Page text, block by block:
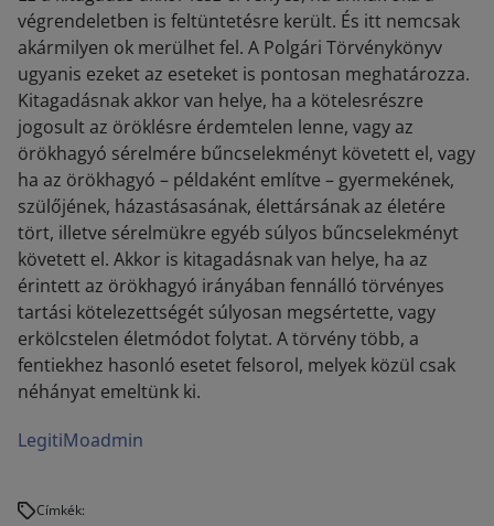
végrendeletben is feltüntetésre került. És itt nemcsak
akármilyen ok merülhet fel. A Polgári Törvénykönyv
ugyanis ezeket az eseteket is pontosan meghatározza.
Kitagadásnak akkor van helye, ha a kötelesrészre
jogosult az öröklésre érdemtelen lenne, vagy az
örökhagyó sérelmére bűncselekményt követett el, vagy
ha az örökhagyó – példaként említve – gyermekének,
szülőjének, házastásasának, élettársának az életére
tört, illetve sérelmükre egyéb súlyos bűncselekményt
követett el. Akkor is kitagadásnak van helye, ha az
érintett az örökhagyó irányában fennálló törvényes
tartási kötelezettségét súlyosan megsértette, vagy
erkölcstelen életmódot folytat. A törvény több, a
fentiekhez hasonló esetet felsorol, melyek közül csak
néhányat emeltünk ki.
LegitiMoadmin
Címkék: